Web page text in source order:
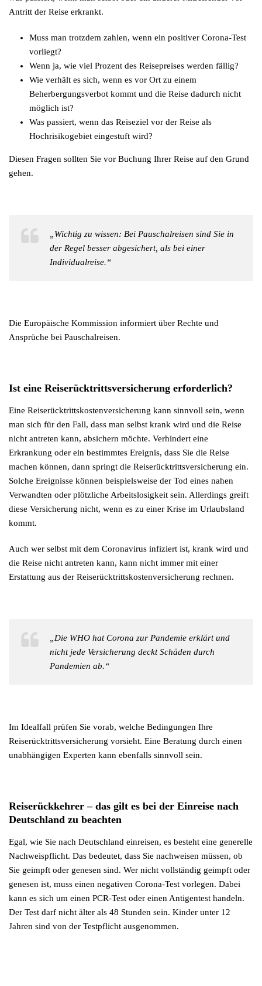
Antritt der Reise erkrankt.
Muss man trotzdem zahlen, wenn ein positiver Corona-Test
vorliegt?
Wenn ja, wie viel Prozent des Reisepreises werden fällig?
Wie verhält es sich, wenn es vor Ort zu einem
Beherbergungsverbot kommt und die Reise dadurch nicht
möglich ist?
Was passiert, wenn das Reiseziel vor der Reise als
Hochrisikogebiet eingestuft wird?
Diesen Fragen sollten Sie vor Buchung Ihrer Reise auf den Grund
gehen.
„Wichtig zu wissen: Bei Pauschalreisen sind Sie in
der Regel besser abgesichert, als bei einer
Individualreise.“
Die Europäische Kommission informiert über Rechte und
Ansprüche bei Pauschalreisen.
Ist eine Reiserücktrittsversicherung erforderlich?
Eine Reiserücktrittskostenversicherung kann sinnvoll sein, wenn
man sich für den Fall, dass man selbst krank wird und die Reise
nicht antreten kann, absichern möchte. Verhindert eine
Erkrankung oder ein bestimmtes Ereignis, dass Sie die Reise
machen können, dann springt die Reiserücktrittsversicherung ein.
Solche Ereignisse können beispielsweise der Tod eines nahen
Verwandten oder plötzliche Arbeitslosigkeit sein. Allerdings greift
diese Versicherung nicht, wenn es zu einer Krise im Urlaubsland
kommt.
Auch wer selbst mit dem Coronavirus infiziert ist, krank wird und
die Reise nicht antreten kann, kann nicht immer mit einer
Erstattung aus der Reiserücktrittskostenversicherung rechnen.
„Die WHO hat Corona zur Pandemie erklärt und
nicht jede Versicherung deckt Schäden durch
Pandemien ab.“
Im Idealfall prüfen Sie vorab, welche Bedingungen Ihre
Reiserücktrittsversicherung vorsieht. Eine Beratung durch einen
unabhängigen Experten kann ebenfalls sinnvoll sein.
Reiserückkehrer – das gilt es bei der Einreise nach
Deutschland zu beachten
Egal, wie Sie nach Deutschland einreisen, es besteht eine generelle
Nachweispflicht. Das bedeutet, dass Sie nachweisen müssen, ob
Sie geimpft oder genesen sind. Wer nicht vollständig geimpft oder
genesen ist, muss einen negativen Corona-Test vorlegen. Dabei
kann es sich um einen PCR-Test oder einen Antigentest handeln.
Der Test darf nicht älter als 48 Stunden sein. Kinder unter 12
Jahren sind von der Testpflicht ausgenommen.